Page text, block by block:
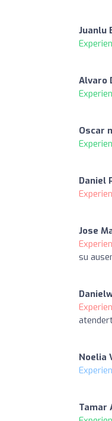
Juanlu
Alvaro
Oscar
Daniel
Jose
su
Noelia
Tamar